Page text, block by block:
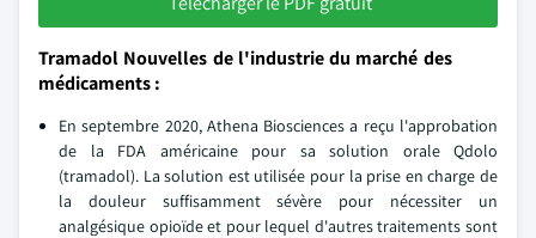
Tramadol Nouvelles de l'industrie du marché des
médicaments :
En septembre 2020, Athena Biosciences a reçu l'approbation
de la FDA américaine pour sa solution orale Qdolo
(tramadol). La solution est utilisée pour la prise en charge de
la douleur suffisamment sévère pour nécessiter un
analgésique opioïde et pour lequel d'autres traitements sont